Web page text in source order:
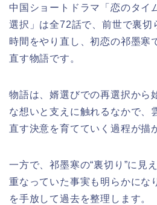
中国ショートドラマ「恋のタイ
選択」は全72話で、前世で裏切
時間をやり直し、初恋の祁墨寒
直す物語です。
物語は、婿選びでの再選択から
な想いと支えに触れるなかで、
直す決意を育てていく過程が描
一方で、祁墨寒の“裏切り”に見
重なっていた事実も明らかにな
を手放して過去を整理します。